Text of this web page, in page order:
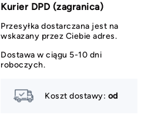
Kurier DPD (zagranica)
Przesyłka dostarczana jest na
wskazany przez Ciebie adres.
Dostawa w ciągu 5-10 dni
roboczych.
Koszt dostawy: od